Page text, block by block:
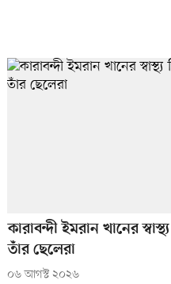
কারাবন্দী ইমরান খানের
তাঁর ছেলেরা
০৬ আগস্ট ২০২৬